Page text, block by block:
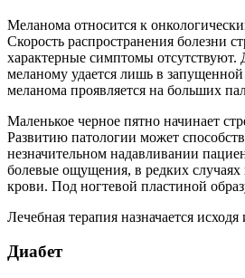
Меланома относится к
Скорость распространения болезни
характерные симптомы отсутствуют.
меланому удается лишь в
меланома проявляется на больших
Маленькое черное пятно начинает
Развитию патологии может
незначительном надавливании
болевые ощущения, в редких
крови. Под ногтевой пластиной
Лечебная терапия назначается исходя
Диабет